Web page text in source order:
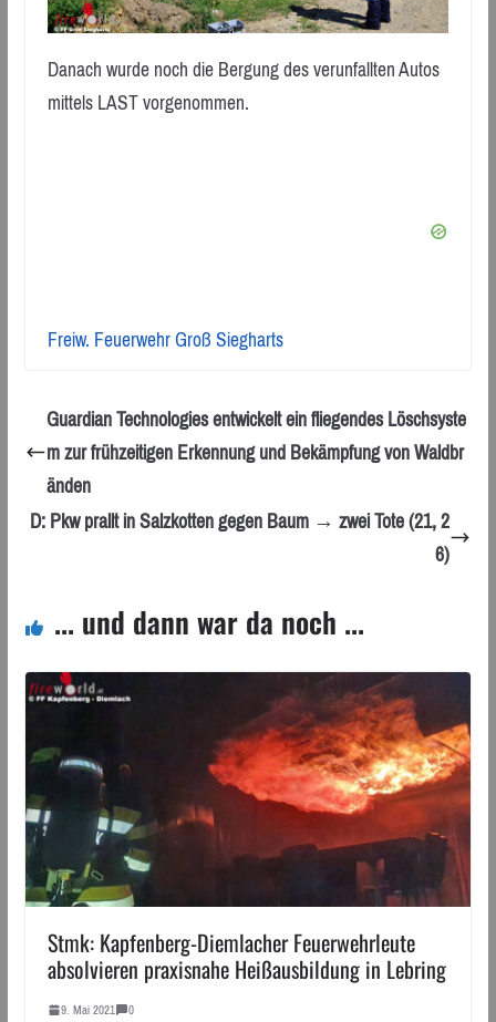
Danach wurde noch die Bergung des verunfallten Autos
mittels LAST vorgenommen.
Freiw. Feuerwehr Groß Siegharts
Guardian Technologies entwickelt ein fliegendes Löschsyste
m zur frühzeitigen Erkennung und Bekämpfung von Waldbr
änden
D: Pkw prallt in Salzkotten gegen Baum → zwei Tote (21, 2
6)
... und dann war da noch ...
Stmk: Kapfenberg-Diemlacher Feuerwehrleute
absolvieren praxisnahe Heißausbildung in Lebring
9. Mai 2021 0